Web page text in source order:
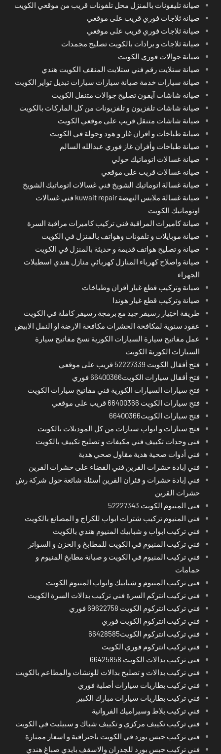
صيانة تليفونات بالمنزل محل تلفونات قريب من موقعي الكويت
صيانة ثلاجات فوري قريب على موقعي
صيانة ثلاجات فوري قريب على موقعي
صيانة ثلاجات و برادات بالكويت تصليح مجمدات
صيانة جوالات فوري الكويت
صيانة ستلايت رقم فني ستلايت المنقف الكويت هندي
صيانة سيارات خدمة صيانة سيارات سيارات تبديل تواير الكويت
صيانة شاشات آيفون تصليح جوالات متنقل الكويت
صيانة شاشات تلفزيون و تلفزيونات من كل الماركات بالكويت
صيانة شاشات متنقل قريب على موقعي الكويت
صيانة طباخات و افران غاز و هود وجولة في الكويت
صيانة طباخات وأفران غاز فوري عبدالله السالم
صيانة غسالات اتوماتيك حولي
صيانة غسالات قريب على موقعي
صيانة غسالة اتوماتيك الشويخ فني غسالات اتوماتيك الشويخ
صيانة غسالة ملابس النهضة kuwait repair فني غسالات
اوتوماتيك الكويت
صيانة كاميرات المراقبة فني تركيب كاميرات مراقبة السرة
صيانة موبايلات و تلفونات وهواتف بالمنزل في الكويت
صيانة و تصليح هواتف قديمة و حديثة بالمنزل في الكويت
صيانة واصلاح كهرباء المنازل كهربائي منازل هندي اسطبلات
الجهراء
صيانة وتركيب قطع غيار أفران وطباخات
صيانة وتركيب قطع غيار هوندا
طريقة اختِيار رسيفر جيد مع برمجة رسيفر كاملة في الكويت
عقود سنوية لمكافحة الحشرات مكافحة الارضة او النمل الابيض
عمل مفاتيح سيارة السيارات الكورية نسخ مفاتيح سيارة
السيارات الكورية الكويت
فتح أقفال الكويت 52227339 قريب على موقعي
فتح أقفال سيارات الكويت66400366 فوري
فتح سيارات السيارات الكورية فني مفاتيح سيارات الكويت
فتح سيارات الكويت 66400366 قريب على موقعي
فتح سيارات الكويت66400366
فتح سيارات و ابواب سيارات من كل الموديلات بالكويت
فنى وحدات تكييف فني مكيفات و تصليح تكييف بالكويت
فني أدوات صحية هدية مقاول صحي هدية
فني إبادة حشرات القرين فني القضاء على حشرات القرين
فني إبادة حشرات و فئران القرين أسئلة شائعة حول شركة رش
حشرات القرين
فني المنيوم الكويت 52227343
فني المنيوم تركيب شترات ابواب للكراج و المصانع بالكويت
فني تركيب ابواب و شبابيك المنيوم هندي بالكويت
فني تركيب المنيوم في الكويت للمطابخ و الخزن و السواتر
فني تركيب المنيوم في الكويت و صيانة مطابخ المنيوم و
حمامات
فني تركيب المنيوم و شبابيك وابواب المنيوم الكويت
فني تركيب انتركم السرة فني تركيب بدالات السرة الكويت
فني تركيب انتركوم الكويت 69622758 فوري
فني تركيب انتركوم الكويت فوري
فني تركيب انتركوم الكويت66428585
فني تركيب انتركوم فوري الكويت
فني تركيب بدالات الكويت 66425858
فني تركيب بدالات و تصليح بدالات للونشات والمطاعم بالكويت
فني تركيب بطاريات سيارات أصلية فوري
فني تركيب بطاريات سيارات مبارك الكبير
فني تركيب بلاط وسيراميك الفروانية
فني تركيب تكييف مركزي و تكييف شباك و سبيليت في الكويت
فني تركيب جبس بورد في الكويت باحترافية و اسعار ممتازة
فني تركيب جبس بورد للجدران والاسقف بايدي صباغ هندي